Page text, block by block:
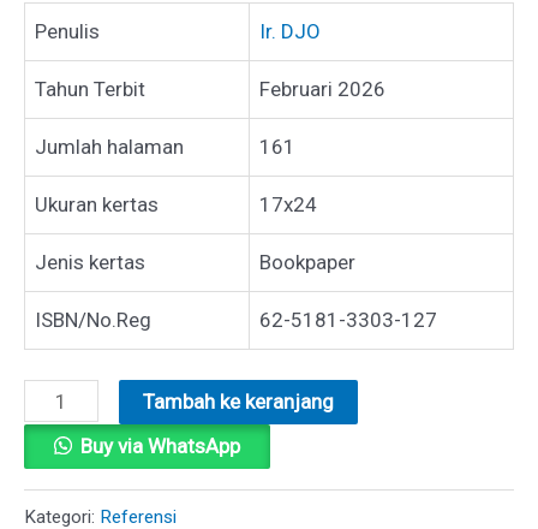
Penulis Ir. DJO
Tahun Terbit Februari 2026
Jumlah halaman 161
Ukuran kertas 17x24
Jenis kertas Bookpaper
ISBN/No.Reg 62-5181-3303-127
Kuantitas
SUMBER
DAYA
ALAM
Tambah ke keranjang
Buy via WhatsApp
Kategori: Referensi